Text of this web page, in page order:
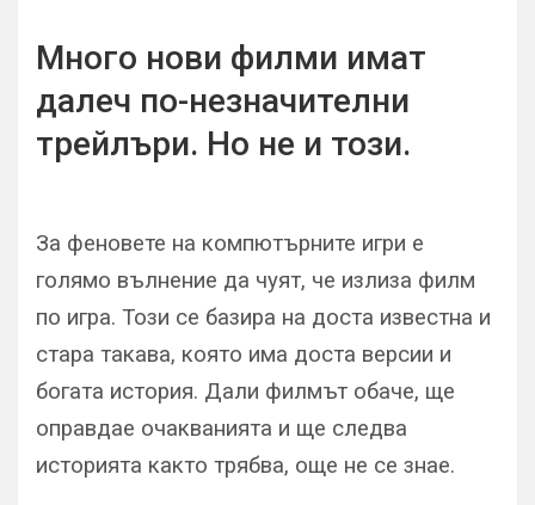
Много нови филми имат
далеч по-незначителни
трейлъри. Но не и този.
За феновете на компютърните игри е
голямо вълнение да чуят, че излиза филм
по игра. Този се базира на доста известна и
стара такава, която има доста версии и
богата история. Дали филмът обаче, ще
оправдае очакванията и ще следва
историята както трябва, още не се знае.